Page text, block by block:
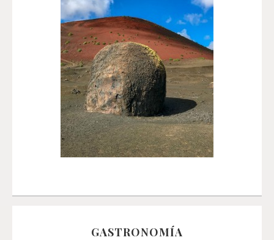
GASTRONOMÍA